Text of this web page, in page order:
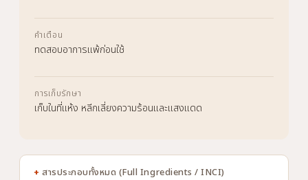
คำเตือน
ทดสอบอาการแพ้ก่อนใช้
การเก็บรักษา
เก็บในที่แห้ง หลีกเลี่ยงความร้อนและแสงแดด
สารประกอบทั้งหมด (Full Ingredients / INCI)